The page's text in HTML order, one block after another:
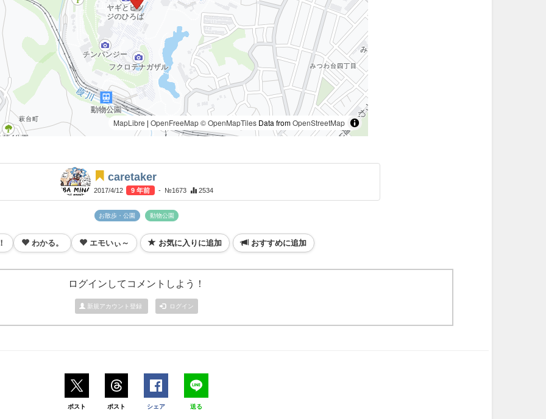
MapLibre | OpenFreeMap© OpenMapTiles Data fromOpenStreetMap
caretaker
2017/4/12 9 年前 - №1673 2534
お散歩・公園 動物公園
わかる。 エモいぃ～ お気に入りに追加 おすすめに追加
ログインしてコメントしよう！
新規アカウント登録 ログイン
ポスト ポスト シェア 送る